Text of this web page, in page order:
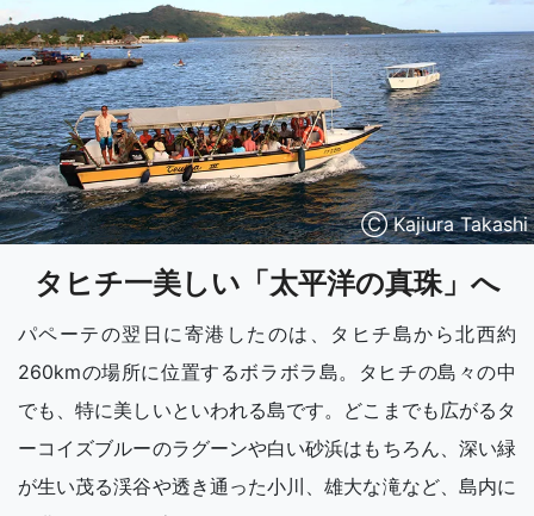
Ⓒ Kajiura Takashi
タヒチ一美しい「太平洋の真珠」へ
パペーテの翌日に寄港したのは、タヒチ島から北西約
260kmの場所に位置するボラボラ島。タヒチの島々の中
でも、特に美しいといわれる島です。どこまでも広がるタ
ーコイズブルーのラグーンや白い砂浜はもちろん、深い緑
が生い茂る渓谷や透き通った小川、雄大な滝など、島内に